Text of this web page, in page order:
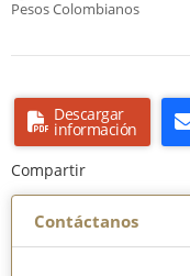
Pesos Colombianos
Descargar
información
Compartir
Contáctanos